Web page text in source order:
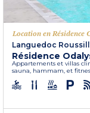
Location en Résidence
Languedoc
Résidence
Appartements et villas
sauna, hammam, et